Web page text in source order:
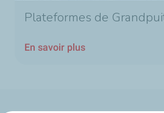
Plateformes de
En savoir plus